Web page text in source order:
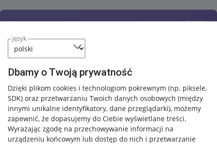
język
Dbamy o Twoją prywatność
Dzięki plikom cookies i technologiom pokrewnym (np. piksele,
SDK) oraz przetwarzaniu Twoich danych osobowych (między
innymi unikalne identyfikatory, dane przeglądarki), możemy
zapewnić, że dopasujemy do Ciebie wyświetlane treści.
Wyrażając zgodę na przechowywanie informacji na
urządzeniu końcowym lub dostęp do nich i przetwarzanie